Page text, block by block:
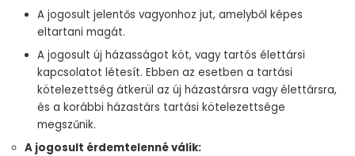
A jogosult jelentős vagyonhoz jut, amelyből képes
eltartani magát.
A jogosult új házasságot köt, vagy tartós élettársi
kapcsolatot létesít. Ebben az esetben a tartási
kötelezettség átkerül az új házastársra vagy élettársra,
és a korábbi házastárs tartási kötelezettsége
megszűnik.
A jogosult érdemtelenné válik: